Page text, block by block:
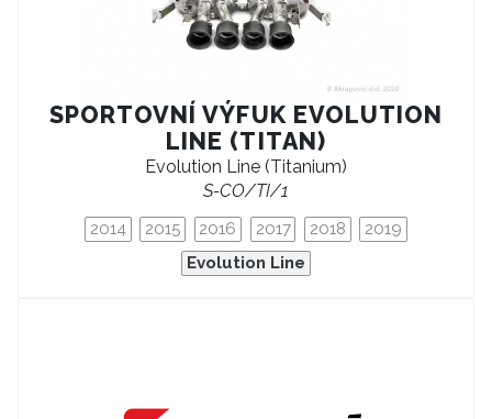
SPORTOVNÍ VÝFUK EVOLUTION
LINE (TITAN)
Evolution Line (Titanium)
S-CO/TI/1
2014 2015 2016 2017 2018
2019
Evolution Line